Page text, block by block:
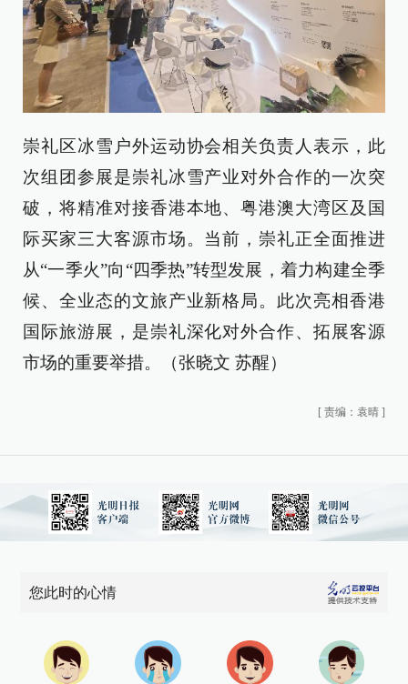
崇礼区冰雪户外运动协会相关负责人表示，此
次组团参展是崇礼冰雪产业对外合作的一次突
破，将精准对接香港本地、粤港澳大湾区及国
际买家三大客源市场。当前，崇礼正全面推进
从“一季火”向“四季热”转型发展，着力构建全季
候、全业态的文旅产业新格局。此次亮相香港
国际旅游展，是崇礼深化对外合作、拓展客源
市场的重要举措。（张晓文 苏醒）
[ 责编：袁晴 ]
您此时的心情